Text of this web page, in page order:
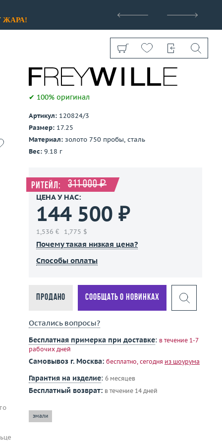
ЖАРА!
Показать все
✔ 100% оригинал
Артикул: 120824/3
Размер: 17.25
Материал: золото 750 пробы, сталь
Вес: 9.18 г
Ритейл: 311 000 ₽
ЦЕНА У НАС:
144 500 ₽
1,536 € 1,775 $
Почему такая низкая цена?
Способы оплаты
Продано Сообщать о новинках
Остались вопросы?
Бесплатная примерка при доставке: в течение 1-7
рабочих дней
Самовывоз г. Москва: бесплатно, сегодня из шоурума
Гарантия на изделие: 6 месяцев
Бесплатный возврат: в течение 14 дней
эмали